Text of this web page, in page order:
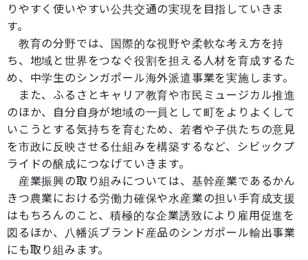
りやすく使いやすい公共交通の実現を目指していきま
す。
教育の分野では、国際的な視野や柔軟な考え方を持
ち、地域と世界をつなぐ役割を担える人材を育成するた
め、中学生のシンガポール海外派遣事業を実施します。
また、ふるさとキャリア教育や市民ミュージカル推進
のほか、自分自身が地域の一員として町をよりよくして
いこうとする気持ちを育むため、若者や子供たちの意見
を市政に反映させる仕組みを構築するなど、シビックプ
ライドの醸成につなげていきます。
産業振興の取り組みについては、基幹産業であるかん
きつ農業における労働力確保や水産業の担い手育成支援
はもちろんのこと、積極的な企業誘致により雇用促進を
図るほか、八幡浜ブランド産品のシンガポール輸出事業
にも取り組みます。